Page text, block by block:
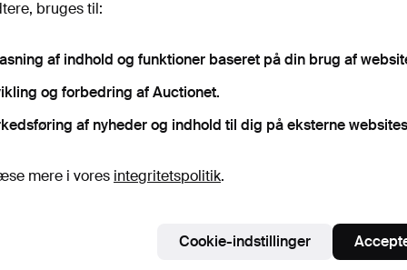
dig Auctionets nyhedsbrev. (frivilligt)
du blandt andet se eksperttips, udvalgte genstande og inspiration. Hvis
er over 18 år og godkenderbrugervilkårene
bruges til:
af indhold og funktioner baseret på din brug af
og forbedring af Auctionet.
af nyheder og indhold til dig på eksterne
mere i vores integritetspolitik.
Cookie-indstillinger